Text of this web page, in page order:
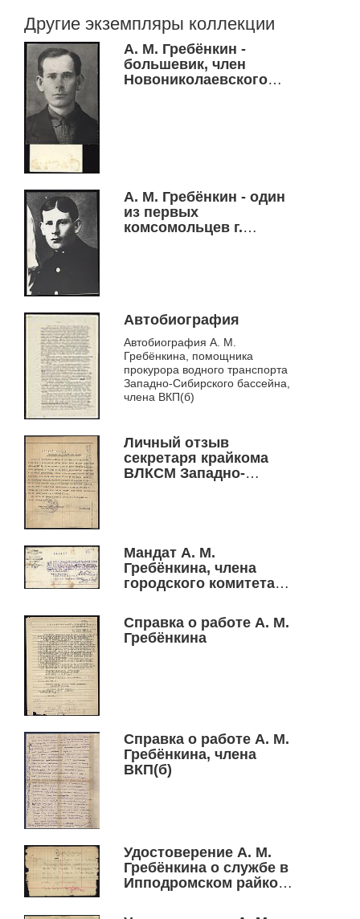
Другие экземпляры коллекции
А. М. Гребёнкин -
большевик, член
Новониколаевского
А. М. Гребёнкин - один
из первых
комсомольцев г.
Автобиография
Автобиография А. М.
Гребёнкина, помощника
прокурора водного транспорта
Западно-Сибирского бассейна,
члена ВКП(б)
Личный отзыв
секретаря крайкома
ВЛКСМ Западно-
Мандат А. М.
Гребёнкина, члена
городского комитета
Новониколаевской
организации, 1920 г.
Справка о работе А. М.
Гребёнкина
Справка о работе А. М.
Гребёнкина, члена
ВКП(б)
Удостоверение А. М.
Гребёнкина о службе в
Ипподромском райкоме